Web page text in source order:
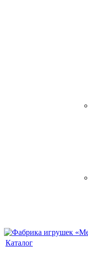
Каталог